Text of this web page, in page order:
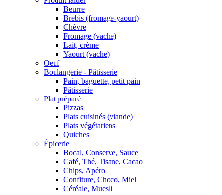
Beurre
Brebis (fromage-yaourt)
Chèvre
Fromage (vache)
Lait, crème
Yaourt (vache)
Oeuf
Boulangerie - Pâtisserie
Pain, baguette, petit pain
Pâtisserie
Plat préparé
Pizzas
Plats cuisinés (viande)
Plats végétariens
Quiches
Épicerie
Bocal, Conserve, Sauce
Café, Thé, Tisane, Cacao
Chips, Apéro
Confiture, Choco, Miel
Céréale, Muesli